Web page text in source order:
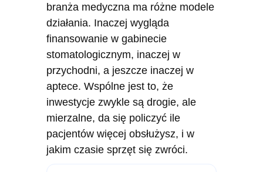
branża medyczna ma różne modele
działania. Inaczej wygląda
finansowanie w gabinecie
stomatologicznym, inaczej w
przychodni, a jeszcze inaczej w
aptece. Wspólne jest to, że
inwestycje zwykle są drogie, ale
mierzalne, da się policzyć ile
pacjentów więcej obsłużysz, i w
jakim czasie sprzęt się zwróci.